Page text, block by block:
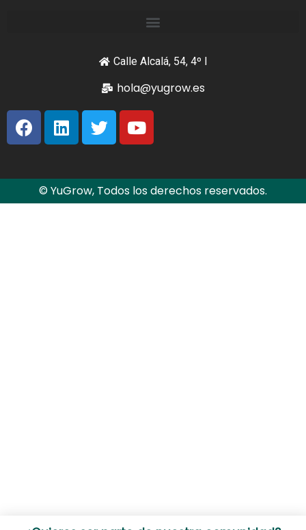
Calle Alcalá, 54, 4º I
hola@yugrow.es
© YuGrow, Todos los derechos reservados.